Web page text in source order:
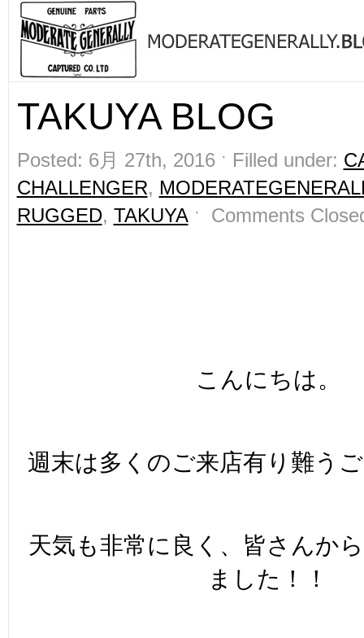
TAKUYA BLOG
Posted: 6月 27th, 2016 ˑ Filled under:
CHALLENGER,
RUGGED, TAKUYAˑ Comments
こんにちは。
週末は多くのご来店有り難う
天気も非常に良く、皆さんか
ました！！